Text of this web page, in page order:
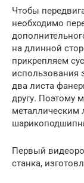
Чтобы
необходимо
на длинной
прикрепляем
использования
два листа
другу. Поэтому
металлическим
Первый
станка,